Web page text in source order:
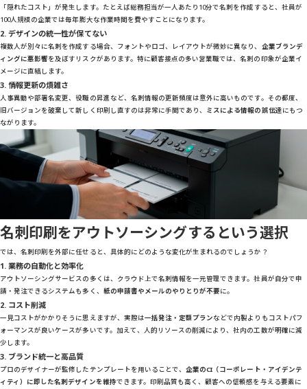
「隠れたコスト」が発生します。たとえば総務担当が一人あたり10分で名刺を作成すると、社員が
100人規模の企業では毎年膨大な作業時間を費やすことになります。
2. デザインの統一性が保てない
複数人が別々に名刺を作成する場合、フォントやロゴ、レイアウトが微妙に異なり、 企業ブランデ
ィングに悪影響を及ぼすリスクがあります。特に顧客接点の多い営業職では、名刺の印象が企業イ
メージに直結します。
3. 情報更新の煩雑さ
人事異動や部署名変更、役職の昇進など、名刺情報の更新頻度は意外に高いものです。その都度、
旧バージョンを破棄して新しく印刷し直すのは非常に手間であり、 ミスによる情報の誤伝達にもつ
ながります。
名刺印刷をアウトソーシングするという選択
では、名刺印刷を外部に任せると、具体的にどのような変化が生まれるのでしょうか？
1. 業務の自動化と効率化
アウトソーシングサービスの多くは、クラウド上で名刺情報を一元管理できます。社員が自分で申
請・発注できるシステムも多く、 紙の申請書やメールのやりとりが不要に。
2. コスト削減
一見コストがかかりそうに思えますが、実際は一括発注・定額プランなどで内製よりもコストパフ
ォーマンスが良いケースが多いです。加えて、人的リソースの削減により、社内の工数が明確に減
少します。
3. ブランド統一と高品質
プロのデザイナーが監修したテンプレートを用いることで、企業のCI（コーポレート・アイデンテ
ィティ）に即した名刺デザインを維持できます。印刷品質も高く、顧客への信頼感を与える要素に